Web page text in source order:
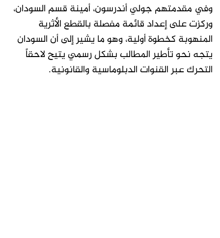
وفي مقدمتهم جولي أندرسون، أمينة قسم السودان،
وركزت على إعداد قائمة مفصلة بالقطع الأثرية
المنهوبة كخطوة أولية، وهو ما يشير إلى أن السودان
يتجه نحو تأطير المطالب بشكل رسمي يتيح لاحقاً
التحرك عبر القنوات الدبلوماسية والقانونية.